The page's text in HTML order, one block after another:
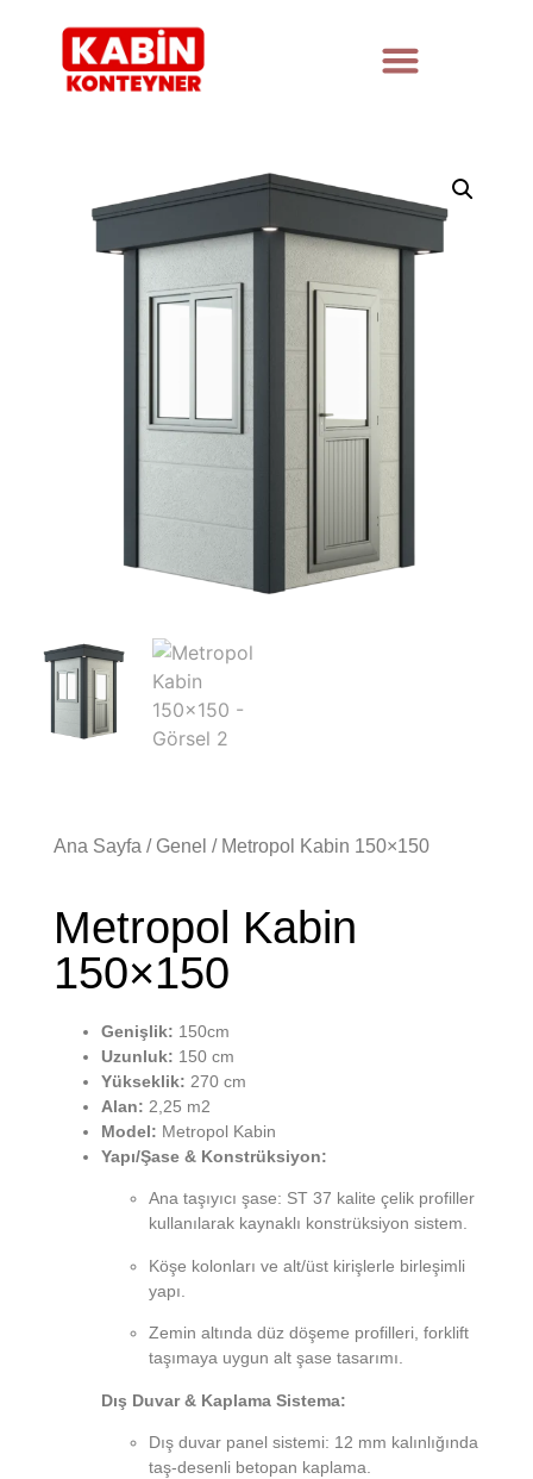
Ana Sayfa / Genel / Metropol Kabin 150×150
Metropol Kabin
150×150
Genişlik: 150cm
Uzunluk: 150 cm
Yükseklik: 270 cm
Alan: 2,25 m2
Model: Metropol Kabin
Yapı/Şase & Konstrüksiyon:
Ana taşıyıcı şase: ST 37 kalite çelik profiller
kullanılarak kaynaklı konstrüksiyon sistem.
Köşe kolonları ve alt/üst kirişlerle birleşimli
yapı.
Zemin altında düz döşeme profilleri, forklift
taşımaya uygun alt şase tasarımı.
Dış Duvar & Kaplama Sistema:
Dış duvar panel sistemi: 12 mm kalınlığında
taş-desenli betopan kaplama.